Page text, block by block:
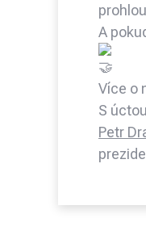
A
Více o
S
Petr